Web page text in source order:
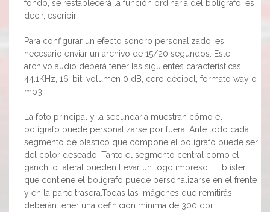
fondo, se restablecerá la función ordinaria del bolígrafo, es
decir, escribir.
Para configurar un efecto sonoro personalizado, es
necesario enviar un archivo de 15/20 segundos. Este
archivo audio deberá tener las siguientes características:
44.1KHz, 16-bit, volumen 0 dB, cero decibel, formato way o
mp3.
La foto principal y la secundaria muestran cómo el
bolígrafo puede personalizarse por fuera. Ante todo cada
segmento de plástico que compone el bolígrafo puede ser
del color deseado. Tanto el segmento central como el
ganchito lateral pueden llevar un logo impreso. El blíster
que contiene el bolígrafo puede personalizarse en el frente
y en la parte trasera.Todas las imágenes que remitirás
deberán tener una definición mínima de 300 dpi.